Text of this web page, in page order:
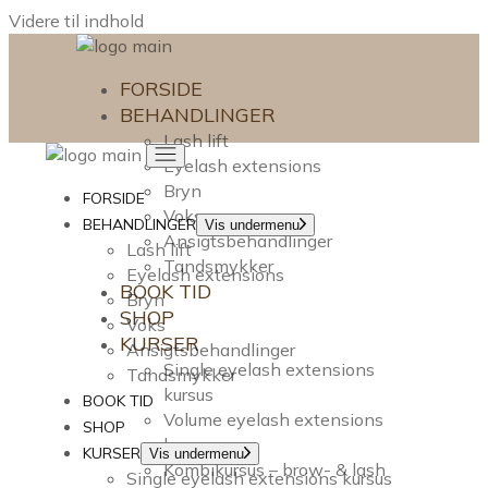
Videre til indhold
FORSIDE
BEHANDLINGER
Lash lift
Eyelash extensions
Bryn
Voks
Ansigtsbehandlinger
Tandsmykker
BOOK TID
SHOP
KURSER
Single eyelash extensions
kursus
Volume eyelash extensions
kursus
Kombikursus – brow- & lash
FORSIDE
BEHANDLINGER Vis undermenu
Lash lift
Eyelash extensions
Bryn
Voks
Ansigtsbehandlinger
Tandsmykker
BOOK TID
SHOP
KURSER Vis undermenu
Single eyelash extensions kursus